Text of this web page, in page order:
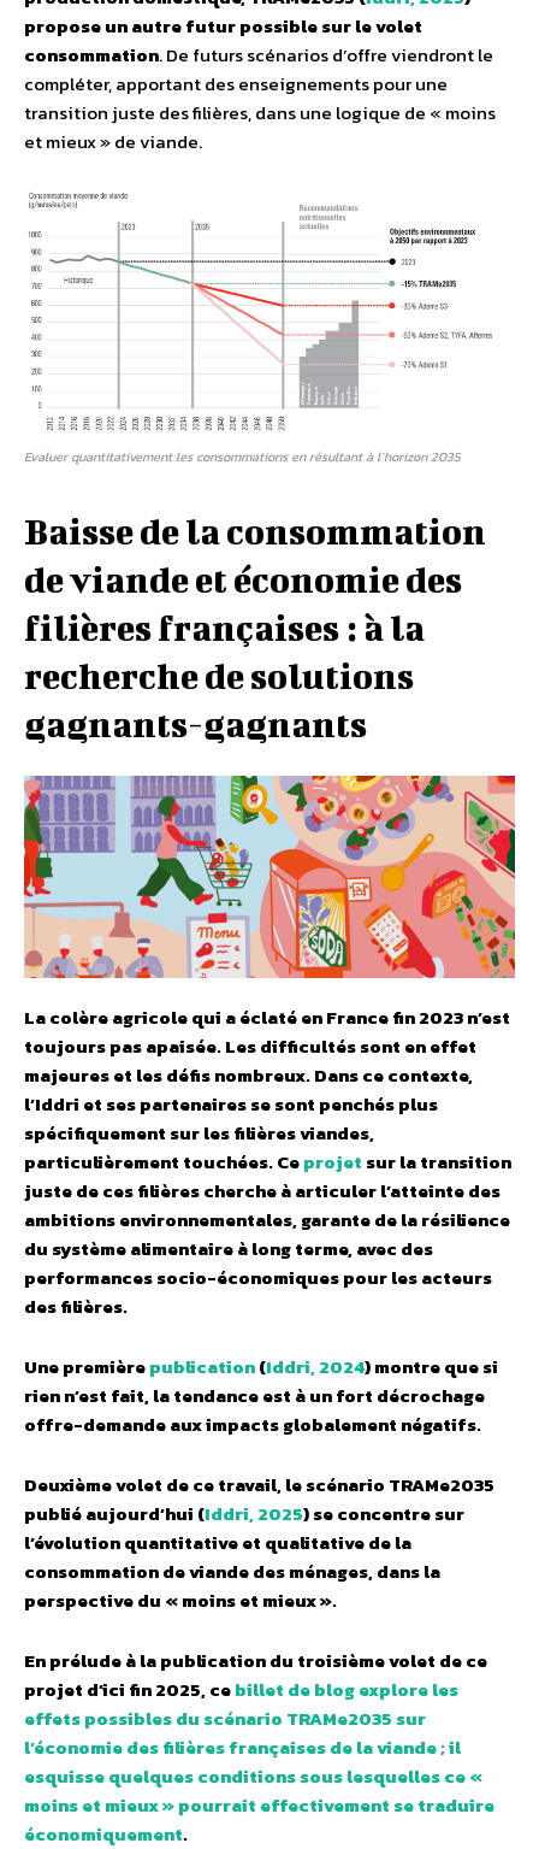
propose un autre futur possible sur le volet
consommation. De futurs scénarios d’offre viendront le
compléter, apportant des enseignements pour une
transition juste des filières, dans une logique de « moins
et mieux » de viande.
Evaluer quantitativement les consommations en résultant à l’horizon 2035
Baisse de la consommation
de viande et économie des
filières françaises : à la
recherche de solutions
gagnants-gagnants
La colère agricole qui a éclaté en France fin 2023 n’est
toujours pas apaisée. Les difficultés sont en effet
majeures et les défis nombreux. Dans ce contexte,
l’Iddri et ses partenaires se sont penchés plus
spécifiquement sur les filières viandes,
particulièrement touchées. Ceprojet sur la transition
juste de ces filières cherche à articuler l’atteinte des
ambitions environnementales, garante de la résilience
du système alimentaire à long terme, avec des
performances socio-économiques pour les acteurs
des filières.
Une premièrepublication(Iddri, 2024) montre que si
rien n’est fait, la tendance est à un fort décrochage
offre-demande aux impacts globalement négatifs.
Deuxième volet de ce travail, le scénario TRAMe2035
publié aujourd’hui (Iddri, 2025) se concentre sur
l’évolution quantitative et qualitative de la
consommation de viande des ménages, dans la
perspective du « moins et mieux ».
En prélude à la publication du troisième volet de ce
projet d’ici fin 2025, cebillet de blog explore les
effets possibles du scénario TRAMe2035 sur
l’économie des filières françaises de la viande ; il
esquisse quelques conditions sous lesquelles ce «
moins et mieux » pourrait effectivement se traduire
économiquement.